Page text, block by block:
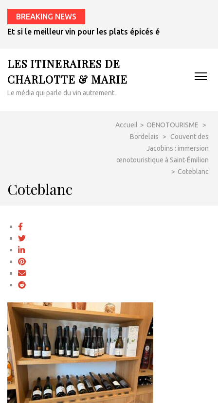
BREAKING NEWS
Et si le meilleur vin pour les plats épicés était un rosé de
LES ITINERAIRES DE
CHARLOTTE & MARIE
Le média qui parle du vin autrement.
Accueil > OENOTOURISME
>
Bordelais
> Couvent des
Jacobins : immersion
œnotouristique à Saint-Émilion
> Coteblanc
Coteblanc